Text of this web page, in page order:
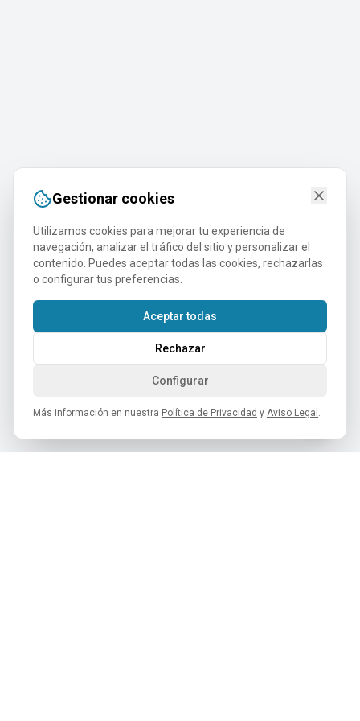
Gestionar cookies
Utilizamos cookies para mejorar tu experiencia de
navegación, analizar el tráfico del sitio y personalizar el
contenido. Puedes aceptar todas las cookies, rechazarlas
o configurar tus preferencias.
Aceptar todas
Rechazar
Configurar
Más información en nuestra Política de Privacidad y Aviso Legal .